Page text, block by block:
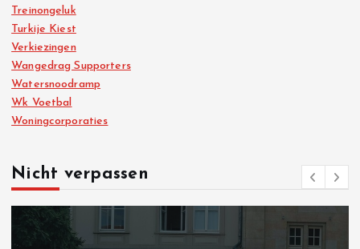
Treinongeluk
Turkije Kiest
Verkiezingen
Wangedrag Supporters
Watersnoodramp
Wk Voetbal
Woningcorporaties
Nicht verpassen